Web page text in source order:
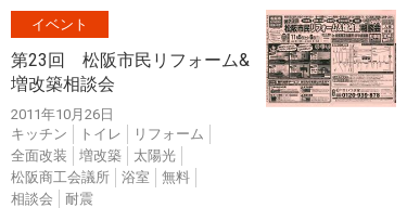
イベント
第23回 松阪市民リフォーム&
増改築相談会
2011年10月26日
キッチン
トイレ
リフォーム
全面改装
増改築
太陽光
松阪商工会議所
浴室
無料
相談会
耐震